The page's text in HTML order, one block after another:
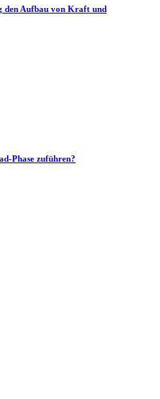
den Aufbau von Kraft und
Phase zuführen?